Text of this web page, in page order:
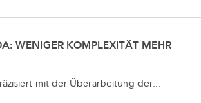
WENIGER KOMPLEXITÄT MEHR
mit der Überarbeitung der...